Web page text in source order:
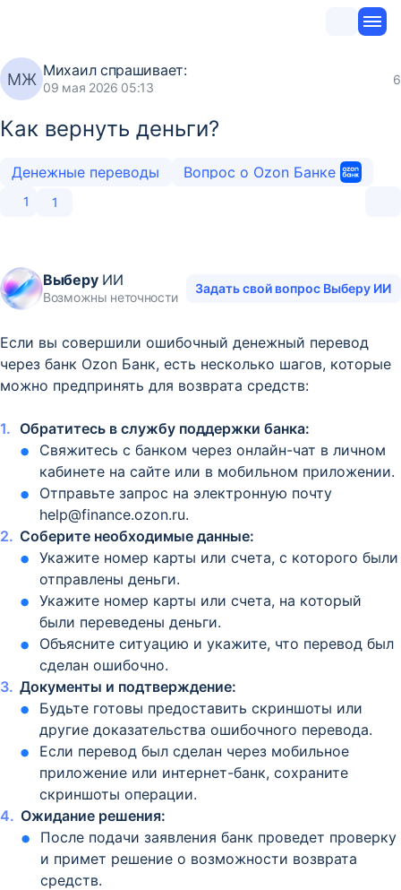
МЖ Михаилспрашивает:
09 мая 2026 05:13
6
Как вернуть деньги?
Денежные переводы Вопрос о Ozon Банке
1 1
ВыберуИИ
Возможны неточности
Задать свой вопрос Выберу ИИ
Если вы совершили ошибочный денежный перевод
через банк Ozon Банк, есть несколько шагов, которые
можно предпринять для возврата средств:
Обратитесь в службу поддержки банка:
Свяжитесь с банком через онлайн-чат в личном
кабинете на сайте или в мобильном приложении.
Отправьте запрос на электронную почту
help@finance.ozon.ru.
Соберите необходимые данные:
Укажите номер карты или счета, с которого были
отправлены деньги.
Укажите номер карты или счета, на который
были переведены деньги.
Объясните ситуацию и укажите, что перевод был
сделан ошибочно.
Документы и подтверждение:
Будьте готовы предоставить скриншоты или
другие доказательства ошибочного перевода.
Если перевод был сделан через мобильное
приложение или интернет-банк, сохраните
скриншоты операции.
Ожидание решения:
После подачи заявления банк проведет проверку
и примет решение о возможности возврата
средств.